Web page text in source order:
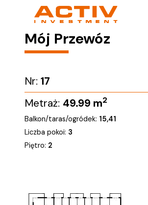
Mój Przewóz
Nr: 17
Metraż: 49.99 m2
Balkon/taras/ogródek: 15,41
Liczba pokoi: 3
Piętro: 2